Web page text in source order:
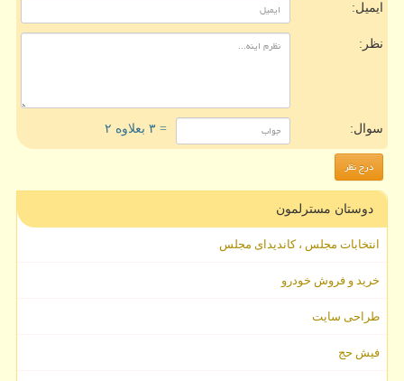
ایمیل:
نظر:
سوال: = ۳ بعلاوه ۲
دوستان مسترلمون
انتخابات مجلس ، کاندیدای مجلس
خرید و فروش خودرو
طراحی سایت
فیش حج